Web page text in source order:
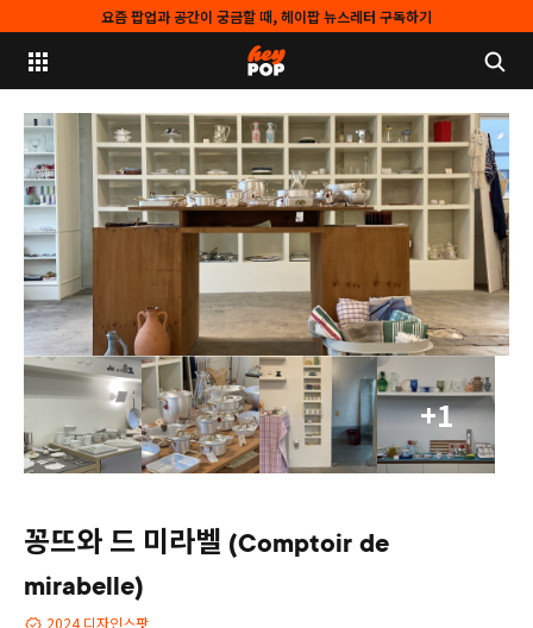
요즘 팝업과 공간이 궁금할 때, 헤이팝 뉴스레터 구독하기
꽁뜨와 드 미라벨 (Comptoir de
mirabelle)
2024 디자인스팟
+1